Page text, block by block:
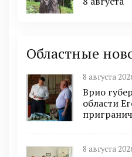
Областные
8 августа
Врио
области
8 августа